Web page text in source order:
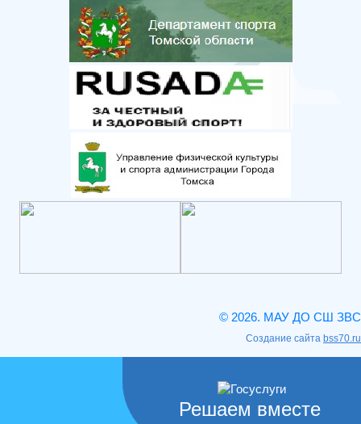
© 2026. МАУ ДО СШ ЗВС
Создание сайта bss70.ru
Решаем вместе